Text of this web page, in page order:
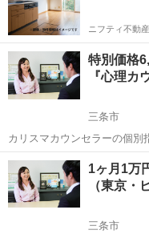
ニフティ不動産
特別価格
『心理カ
三条市
カリスマカウンセラーの個
受講後、プロカウンセラーの
スです。 ～コース受講の流れ～ ①第１部～第4部の動画セミナーを受
講 ↓ ②課題提出 ...
新潟 三条市 心理学
1ヶ月1万
（東京・
三条市